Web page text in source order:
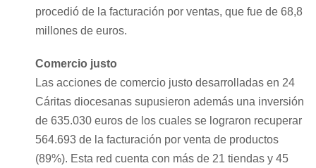
procedió de la facturación por ventas, que fue de 68,8
millones de euros.
Comercio justo
Las acciones de comercio justo desarrolladas en 24
Cáritas diocesanas supusieron además una inversión
de 635.030 euros de los cuales se lograron recuperar
564.693 de la facturación por venta de productos
(89%). Esta red cuenta con más de 21 tiendas y 45